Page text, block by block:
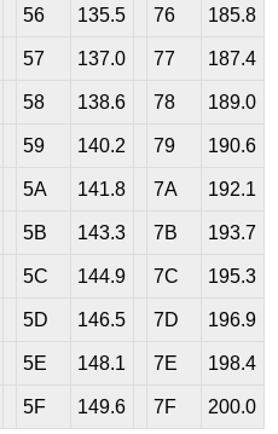
56 135.5 76 185.8
57 137.0 77 187.4
58 138.6 78 189.0
59 140.2 79 190.6
5A 141.8 7A 192.1
5B 143.3 7B 193.7
5C 144.9 7C 195.3
5D 146.5 7D 196.9
5E 148.1 7E 198.4
5F 149.6 7F 200.0